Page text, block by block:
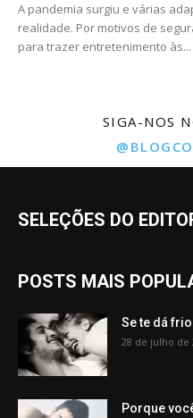
A pandemia surgiu e várias
realidade. Por motivos de
para trazer entretenimento às...
SIGA-NOS
SELEÇÕES DO
POSTS MAIS
Se te dá
28 de julho de
Porque